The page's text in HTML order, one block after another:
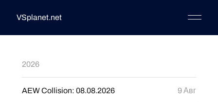
VSplanet.net
2026
AEW Collision: 08.08.2026 9 Авг